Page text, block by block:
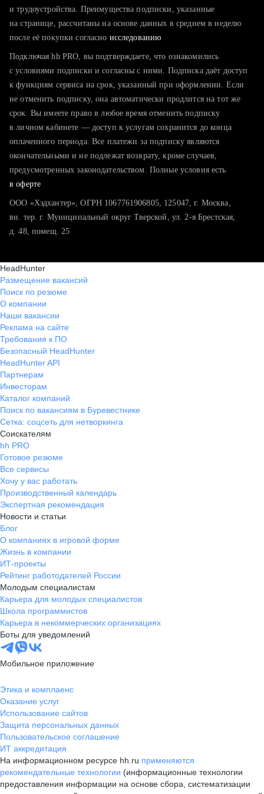
тратите много времени на поиск и вручную поднимаете
хотите сравнить себя с конкурентами и оценить шансы
и трудоустройства. Преимущества подписки, указанные
на странице, рассчитаны на основе данных в среднем в неделю
после её покупки согласно исследованию
Подключая hh PRO, вы подтверждаете, что ознакомились
с условиями подписки и согласны с ними. Подписка даёт доступ
к функциям сервиса на срок, указанный при оформлении. Если
не отменить подписку, она автоматически продлится на тот же
срок. Вы имеете право в любое время отменить подписку
в личном кабинете — доступ к услугам сохранится до конца
оплаченного периода. Все платежи за подписку являются
окончательными и не подлежат возврату, кроме случаев,
предусмотренных законодательством. Полные условия есть
в оферте
ООО «Хэдхантер», ОГРН 1067761906805, 125047, г. Москва,
вн. тер. г. Муниципальный округ Тверской, ул. 2-я Брестская,
д. 48, помещ. 25
HeadHunter
Размещение вакансий
Поиск по резюме
О компании
Наши вакансии
Реклама на сайте
Требования к ПО
Безопасный HeadHunter
HeadHunter API
Партнерам
Инвесторам
Каталог компаний
Поиск по вакансиям в Буревестнике
Сетка: соцсеть для нетворкинга
Соискателям
hh PRO
Готовое резюме
Все сервисы
Хочу у вас работать
Производственный календарь
Экспертная рекомендация
Новости и статьи
Блог
О компаниях в игровой форме
Жизнь в компании
ИТ-проекты
Рейтинг работодателей России
Молодым специалистам
Карьера для молодых специалистов
Школа программистов
Карьера в некоммерческих организациях
Боты для уведомлений
Мобильное приложение
Этика и комплаенс
Оказание услуг
Использование сайтов
Защита персональных данных
Пользовательское соглашение
ИТ аккредитация
На информационном ресурсе hh.ru применяются
рекомендательные технологии (информационные технологии
предоставления информации на основе сбора, систематизации